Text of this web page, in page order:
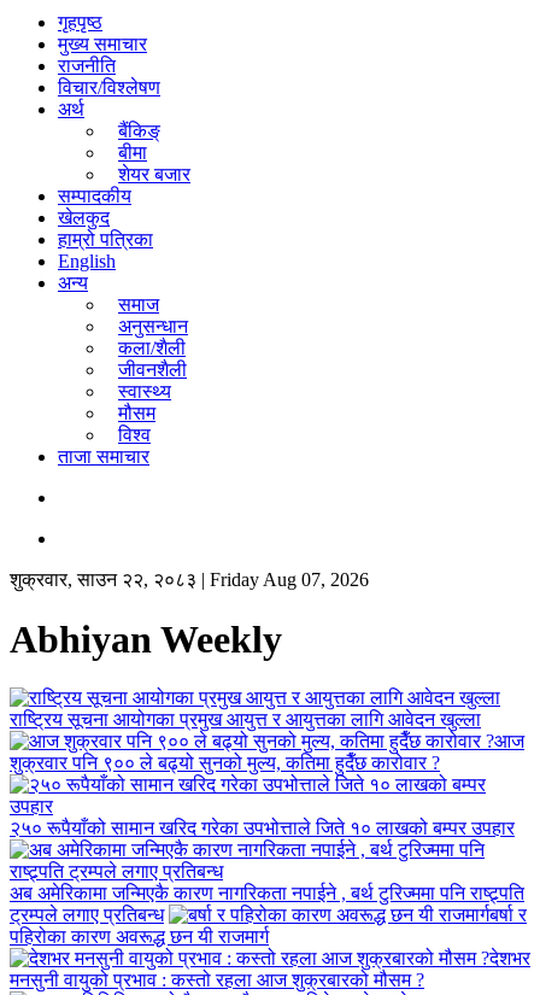
गृहपृष्ठ
मुख्य समाचार
राजनीति
विचार/विश्लेषण
अर्थ
बैंकिङ्
बीमा
शेयर बजार
सम्पादकीय
खेलकुद
हाम्रो पत्रिका
English
अन्य​
समाज
अनुसन्धान
कला/शैली
जीवनशैली
स्वास्थ्य
मौसम
विश्व
ताजा समाचार
शुक्रवार, साउन २२, २०८३ | Friday Aug 07, 2026
Abhiyan Weekly
राष्ट्रिय सूचना आयोगका प्रमुख आयुत्त र आयुत्तका लागि आवेदन खुल्ला
आज
शुक्रवार पनि ९०० ले बढ्यो सुनको मुल्य, कतिमा हुदैँछ कारोवार ?
२५० रूपैयाँको सामान खरिद गरेका उपभोत्ताले जिते १० लाखको बम्पर उपहार
अब अमेरिकामा जन्मिएकै कारण नागरिकता नपाईने , बर्थ टुरिज्ममा पनि राष्ट्र्पति
ट्रम्पले लगाए प्रतिबन्ध
बर्षा र
पहिरोका कारण अवरूद्ध छन यी राजमार्ग
देशभर
मनसुनी वायुको प्रभाव : कस्तो रहला आज शुक्रबारको मौसम ?